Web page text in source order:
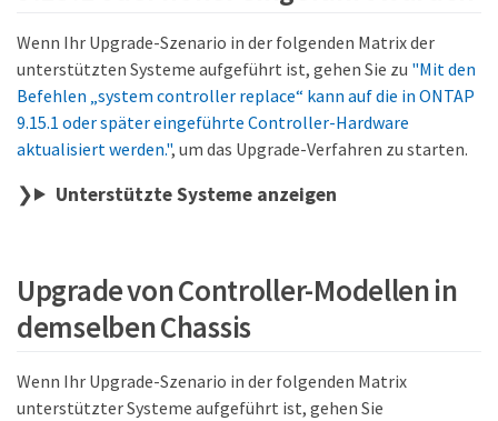
Wenn Ihr Upgrade-Szenario in der folgenden Matrix der
unterstützten Systeme aufgeführt ist, gehen Sie zu "Mit den
Befehlen „system controller replace“ kann auf die in ONTAP
9.15.1 oder später eingeführte Controller-Hardware
aktualisiert werden.", um das Upgrade-Verfahren zu starten.
Unterstützte Systeme anzeigen
Upgrade von Controller-Modellen in
demselben Chassis
Wenn Ihr Upgrade-Szenario in der folgenden Matrix
unterstützter Systeme aufgeführt ist, gehen Sie